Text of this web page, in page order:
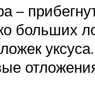
–